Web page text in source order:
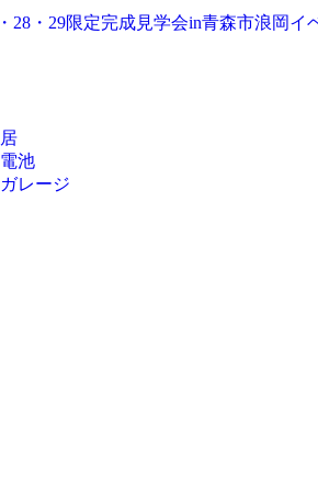
28・29限定完成見学会in青森市浪岡イ
池
レージ